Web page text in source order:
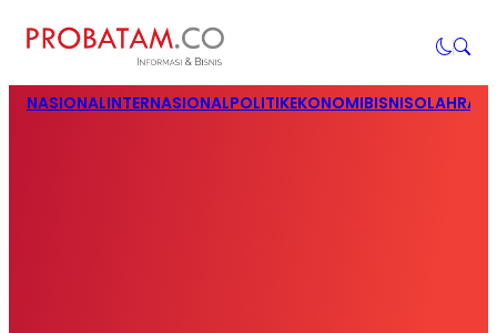
NASIONALINTERNASIONALPOLITIKEKONOMIBISNIS